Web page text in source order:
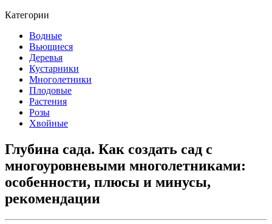
Категории
Водные
Вьющиеся
Деревья
Кустарники
Многолетники
Плодовые
Растения
Розы
Хвойные
Глубина сада. Как создать сад с
многоуровневыми многолетниками:
особенности, плюсы и минусы,
рекомендации